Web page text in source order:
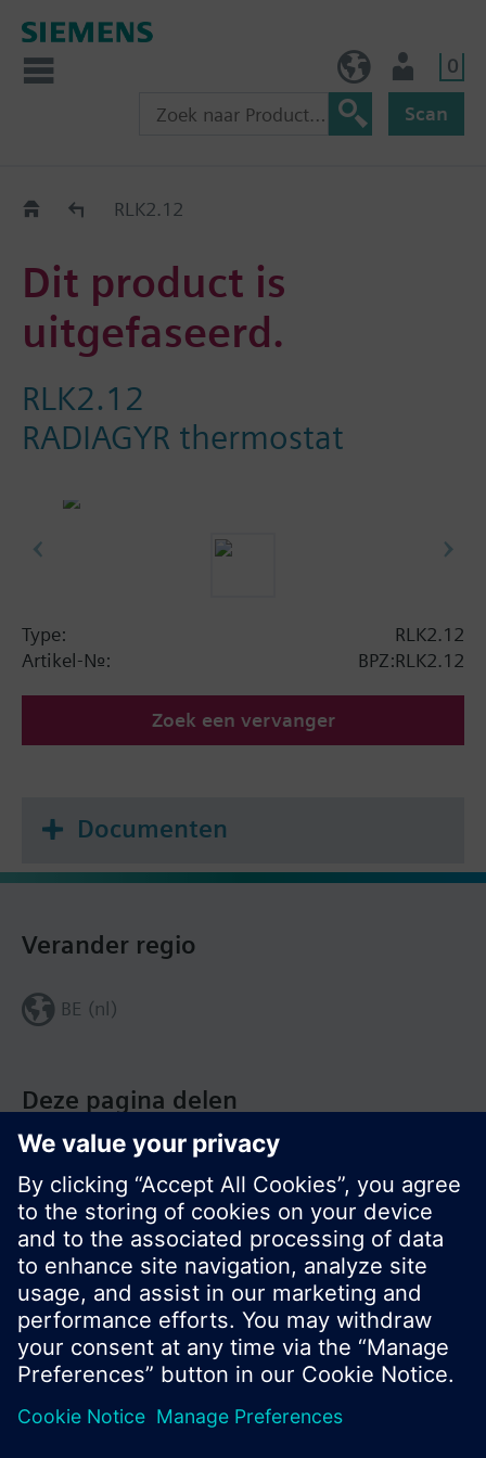
0
Scan
Old2NewRLK2.12
Dit product is
uitgefaseerd.
RLK2.12
RADIAGYR thermostat
Type:
RLK2.12
Artikel-Nr.:
BPZ:RLK2.12
Zoek een vervanger
Documenten
Deze pagina delen
Verander regio
BE (nl)
© Siemens Nederland N.V. 2017
Productportfolio en prijzen kunnen variëren per